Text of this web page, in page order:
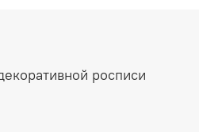
росписи